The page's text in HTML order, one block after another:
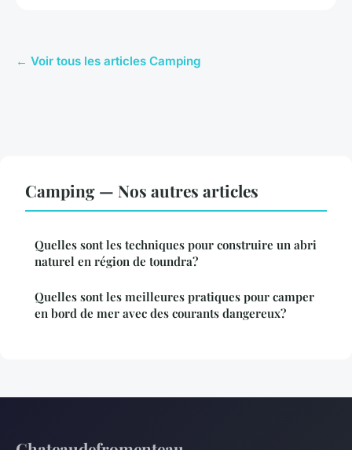
← Voir tous les articles Camping
Camping — Nos autres articles
Quelles sont les techniques pour construire un abri
naturel en région de toundra?
Quelles sont les meilleures pratiques pour camper
en bord de mer avec des courants dangereux?